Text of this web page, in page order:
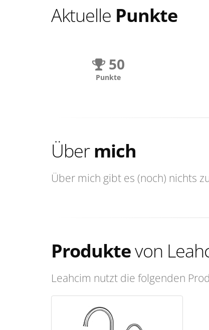
Aktuelle Punkte
50
Punkte
Übermich
Über mich gibt es (noch) nichts
Produktevon
Leahcim nutzt die folgenden